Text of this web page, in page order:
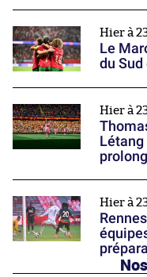
Hier à
Le
du
Hier à
Létang
Hier à